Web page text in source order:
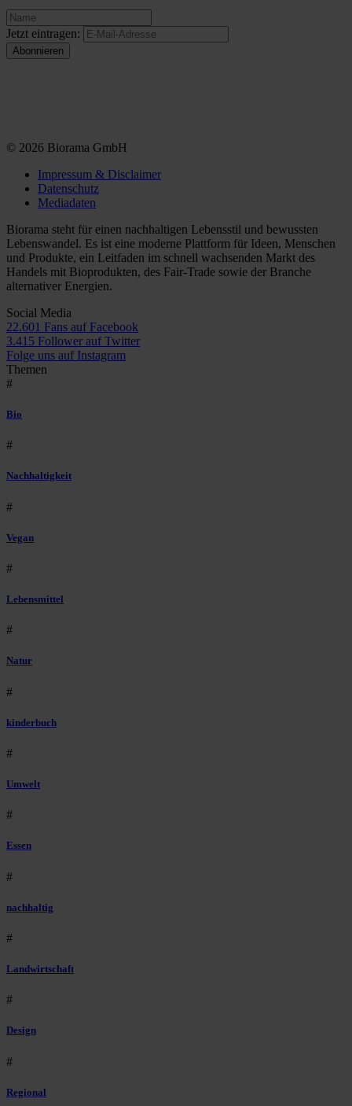
Jetzt eintragen:
© 2026 Biorama GmbH
Impressum & Disclaimer
Datenschutz
Mediadaten
Biorama steht für einen nachhaltigen Lebensstil und bewussten
Lebenswandel. Es ist eine moderne Plattform für Ideen, Menschen
und Produkte, ein Leitfaden im schnell wachsenden Markt des
Handels mit Bioprodukten, des Fair-Trade sowie der Branche
alternativer Energien.
Social Media
22.601 Fans auf Facebook
3.415 Follower auf Twitter
Folge uns auf Instagram
Themen
#
Bio
#
Nachhaltigkeit
#
Vegan
#
Lebensmittel
#
Natur
#
kinderbuch
#
Umwelt
#
Essen
#
nachhaltig
#
Landwirtschaft
#
Design
#
Regional